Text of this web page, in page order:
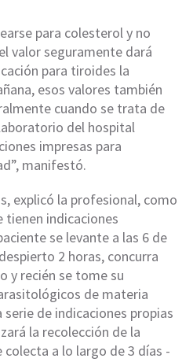
para colesterol y no
valor seguramente dará
para tiroides la
esos valores también
cuando se trata de
del hospital
impresas para
manifestó.
explicó la profesional, como
indicaciones
se levante a las 6 de
2 horas, concurra
y recién se tome su
de materia
de indicaciones propias
la recolección de la
a lo largo de 3 días -